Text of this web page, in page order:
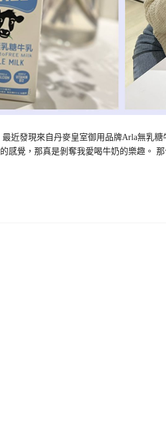
近發現來自丹麥皇室御用品牌Arla無乳
感覺，那真是剝奪我愛喝牛奶的樂趣。